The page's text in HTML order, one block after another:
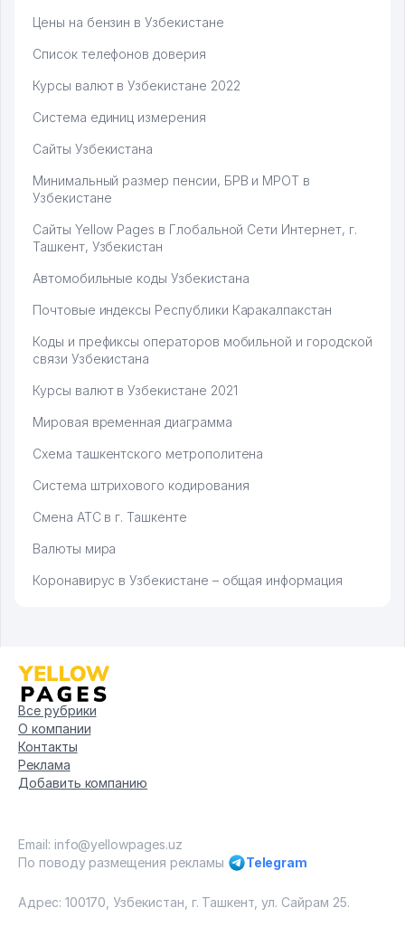
Цены на бензин в Узбекистане
Список телефонов доверия
Курсы валют в Узбекистане 2022
Система единиц измерения
Сайты Узбекистана
Минимальный размер пенсии, БРВ и МРОТ в
Узбекистане
Сайты Yellow Pages в Глобальной Сети Интернет, г.
Ташкент, Узбекистан
Автомобильные коды Узбекистана
Почтовые индексы Республики Каракалпакстан
Коды и префиксы операторов мобильной и городской
связи Узбекистана
Курсы валют в Узбекистане 2021
Мировая временная диаграмма
Схема ташкентского метрополитена
Система штрихового кодирования
Смена АТС в г. Ташкенте
Валюты мира
Коронавирус в Узбекистане – общая информация
Все рубрики
О компании
Контакты
Реклама
Добавить компанию
Email: info@yellowpages.uz
По поводу размещения рекламы
Telegram
Адрес: 100170, Узбекистан, г. Ташкент, ул. Сайрам 25.